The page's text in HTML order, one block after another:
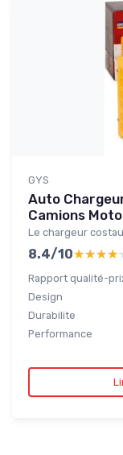
GYS
Auto
Camions Moto
Le chargeur
8.4/10
Rapport qualité-
Design
Durabilite
Performance